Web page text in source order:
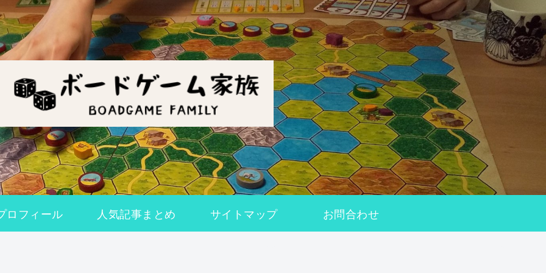
ロフィール 人気記事まとめ サイトマップ お問合わせ